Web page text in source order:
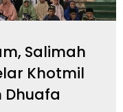
Salimah
Khotmil
Dhuafa